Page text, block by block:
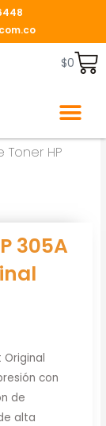
$0
HP
305A
Original
con
de
alta